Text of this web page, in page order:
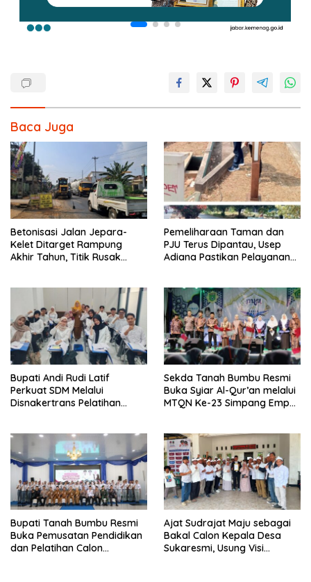
Baca Juga
Betonisasi Jalan Jepara-
Kelet Ditarget Rampung
Akhir Tahun, Titik Rusak
Pemeliharaan Taman dan
PJU Terus Dipantau, Usep
Adiana Pastikan Pelayanan
Bupati Andi Rudi Latif
Perkuat SDM Melalui
Disnakertrans Pelatihan
Sekda Tanah Bumbu Resmi
Buka Syiar Al-Qur’an melalui
MTQN Ke-23 Simpang Empat
Bupati Tanah Bumbu Resmi
Buka Pemusatan Pendidikan
dan Pelatihan Calon
Ajat Sudrajat Maju sebagai
Bakal Calon Kepala Desa
Sukaresmi, Usung Visi